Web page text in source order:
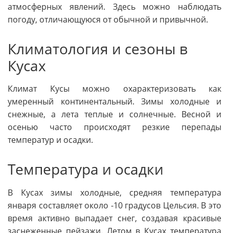
атмосферных явлений. Здесь можно наблюдать
погоду, отличающуюся от обычной и привычной.
Климатология и сезоны в
Кусах
Климат Кусы можно охарактеризовать как
умеренный континентальный. Зимы холодные и
снежные, а лета теплые и солнечные. Весной и
осенью часто происходят резкие перепады
температур и осадки.
Температура и осадки
В Кусах зимы холодные, средняя температура
января составляет около -10 градусов Цельсия. В это
время активно выпадает снег, создавая красивые